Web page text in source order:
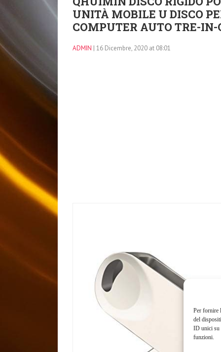
Per fornire
del
ID unici su
funzioni.
UNITÀ MOBILE U DISCO
COMPUTER AUTO TRE-IN-
ADMIN | 16 Dicembre, 2020 at 08:01